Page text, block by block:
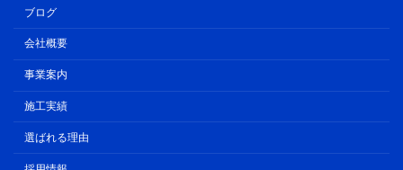
ブログ
会社概要
事業案内
施工実績
選ばれる理由